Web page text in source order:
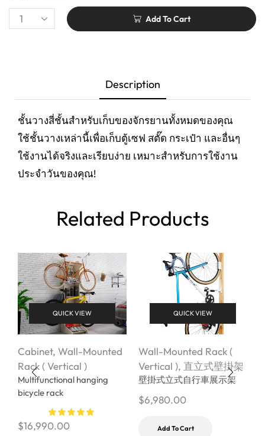
Add To Cart
Description
ชั้นวางสี่ชั้นสำหรับเก็บของจักรยานทั้งหมดของคุณ
ใช้ชั้นวางเหล่านี้เพื่อเก็บตู้เซฟ สตั๊ด กระเป๋า และอื่นๆ
ใช้งานได้จริงและเรียบง่าย เหมาะสำหรับการใช้งาน
ประจำวันของคุณ!
Related Products
QUICK VIEW
Cabinet, Wall-Mounted
Rack ( Vertical )
Multifunctional hanging
bicycle rack
$16,990.00
QUICK VIEW
Wall-Mounted Rack (
Vertical ), 直立式壁掛架
壁掛式立式自行車展示架
$6,980.00
Add To Cart